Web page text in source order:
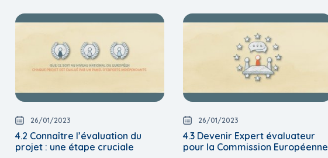
26/01/2023
4.2 Connaître l’évaluation du
projet : une étape cruciale
26/01/2023
4.3 Devenir Expert évaluateur
pour la Commission Européenne